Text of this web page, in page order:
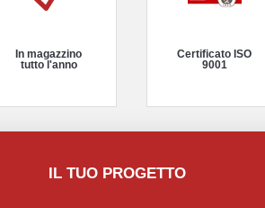
In magazzino
tutto l'anno
Certificato ISO
9001
IL TUO PROGETTO